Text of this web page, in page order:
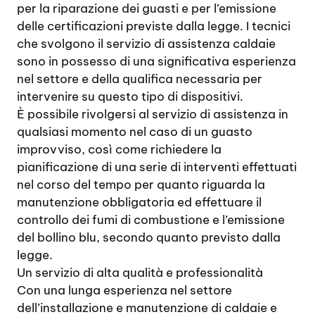
per la riparazione dei guasti e per l’emissione
delle certificazioni previste dalla legge. I tecnici
che svolgono il servizio di assistenza caldaie
sono in possesso di una significativa esperienza
nel settore e della qualifica necessaria per
intervenire su questo tipo di dispositivi.
È possibile rivolgersi al servizio di assistenza in
qualsiasi momento nel caso di un guasto
improvviso, così come richiedere la
pianificazione di una serie di interventi effettuati
nel corso del tempo per quanto riguarda la
manutenzione obbligatoria ed effettuare il
controllo dei fumi di combustione e l’emissione
del bollino blu, secondo quanto previsto dalla
legge.
Un servizio di alta qualità e professionalità
Con una lunga esperienza nel settore
dell’installazione e manutenzione di caldaie e